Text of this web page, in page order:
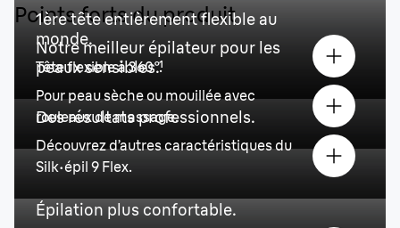
Points forts du produit
1ère tête entièrement flexible au
monde.
Tête flexible à 360°.
Notre meilleur épilateur pour les
peaux sensibles.¹
Pour peau sèche ou mouillée avec
rouleaux de massage.
Des résultats professionnels.
Découvrez d’autres caractéristiques du
Silk·épil 9 Flex.
Épilation plus confortable.